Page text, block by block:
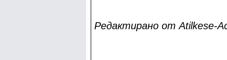
Редактирано от Atilkese-